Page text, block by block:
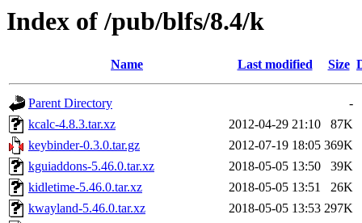
Index of /pub/blfs/8.4/k
Name Last modified Size
Parent Directory
-
kcalc-4.8.3.tar.xz
2012-04-29 21:10
87K
keybinder-0.3.0.tar.gz
2012-07-19 18:05 369K
kguiaddons-5.46.0.tar.xz
2018-05-05 13:50
39K
kidletime-5.46.0.tar.xz
2018-05-05 13:51
26K
kwayland-5.46.0.tar.xz
2018-05-05 13:53 297K